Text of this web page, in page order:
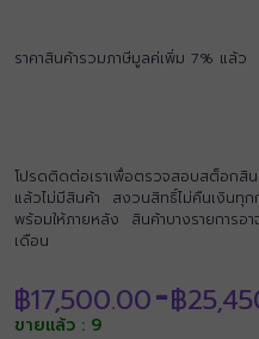
ราคาสินค้ารวมภาษีมูลค่เพิ่ม 7% แล้ว
โปรดติดต่อเราเพื่อตรวจสอบสต็อก
แล้วไม่มีสินค้า สงวนสิทธิ์ไม่คืนเงินทุ
พร้อมให้ภายหลัง สินค้าบางรายการอ
เดือน
฿17,500.00–฿
ขายแล้ว : 9